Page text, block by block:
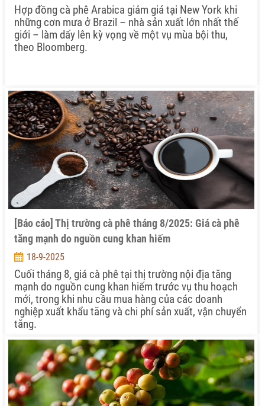
Hợp đồng cà phê Arabica giảm giá tại New York khi
những cơn mưa ở Brazil – nhà sản xuất lớn nhất thế
giới – làm dấy lên kỳ vọng về một vụ mùa bội thu,
theo Bloomberg.
[Báo cáo] Thị trường cà phê tháng 8/2025: Giá cà phê
tăng mạnh do nguồn cung khan hiếm
18-9-2025
Cuối tháng 8, giá cà phê tại thị trường nội địa tăng
mạnh do nguồn cung khan hiếm trước vụ thu hoạch
mới, trong khi nhu cầu mua hàng của các doanh
nghiệp xuất khẩu tăng và chi phí sản xuất, vận chuyển
tăng.